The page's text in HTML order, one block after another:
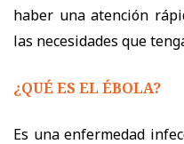
haber una atención
las necesidades que
¿QUÉ ES EL ÉBOLA?
Es una enfermedad